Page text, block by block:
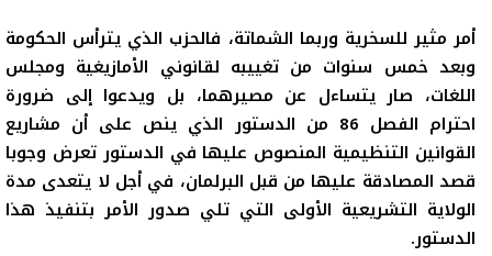
أمر مثير للسخرية وربما الشماتة، فالحزب الذي يترأس الحكومة
وبعد خمس سنوات من تغييبه لقانوني الأمازيغية ومجلس
اللغات، صار يتساءل عن مصيرهما، بل ويدعوا إلى ضرورة
احترام الفصل 86 من الدستور الذي ينص على أن مشاريع
القوانين التنظيمية المنصوص عليها في الدستور تعرض وجوبا
قصد المصادقة عليها من قبل البرلمان، في أجل لا يتعدى مدة
الولاية التشريعية الأولى التي تلي صدور الأمر بتنفيذ هذا
الدستور.